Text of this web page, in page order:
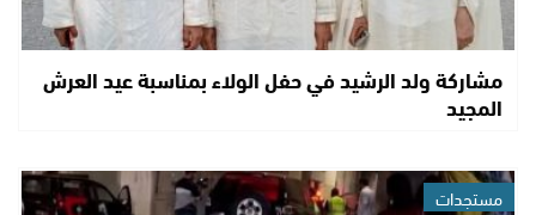
مشاركة ولد الرشيد في حفل الولاء بمناسبة عيد العرش
المجيد
مستجدات